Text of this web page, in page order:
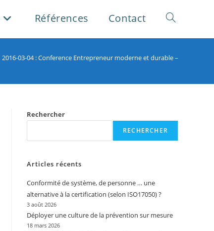
Références Contact Toggle
website
2016-03-04 : Conference Entrepreneur moderne et durable –
Rechercher
RECHERCHER
Articles récents
Conformité de système, de personne … une
alternative à la certification (selon ISO17050) ?
3 août 2026
Déployer une culture de la prévention sur mesure
18 mars 2026